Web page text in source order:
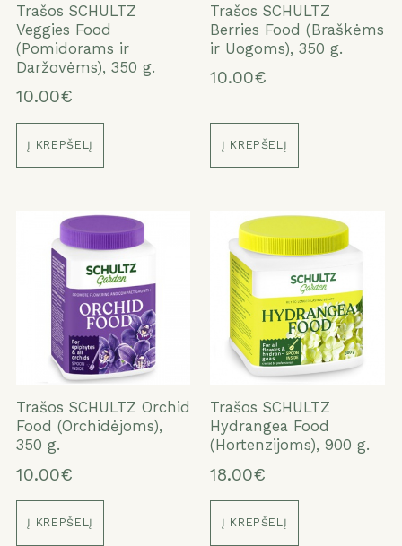
Trašos SCHULTZ
Veggies Food
(Pomidorams ir
Daržovėms), 350 g.
10.00€
Į KREPŠELĮ
Trašos SCHULTZ
Berries Food (Braškėms
ir Uogoms), 350 g.
10.00€
Į KREPŠELĮ
Trašos SCHULTZ Orchid
Food (Orchidėjoms),
350 g.
10.00€
Į KREPŠELĮ
Trašos SCHULTZ
Hydrangea Food
(Hortenzijoms), 900 g.
18.00€
Į KREPŠELĮ